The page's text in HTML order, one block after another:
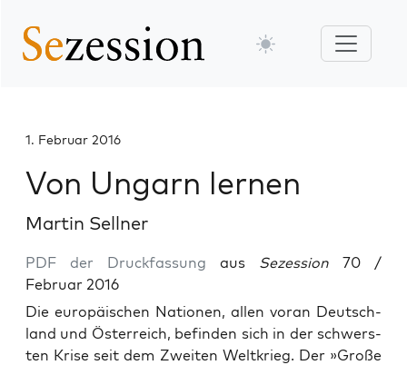
1. Februar 2016
Von Ungarn lernen
Martin Sellner
PDF der Druckfassung aus Sezession 70 /
Februar 2016
Die euro­päi­schen Natio­nen, allen vor­an Deutsch­
land und Öster­reich, befin­den sich in der schwers­
ten Kri­se seit dem Zwei­ten Welt­krieg. Der »Gro­ße